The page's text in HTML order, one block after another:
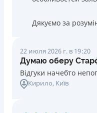
Дякуємо за
22 июля 2026 г. в 19:20
Думаю оберу
Відгуки начебто
Кирило, Київ